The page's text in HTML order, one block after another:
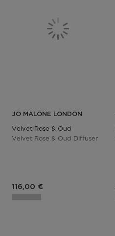
JO MALONE LONDON
Velvet Rose & Oud
Velvet Rose & Oud Diffuser
116,00 €